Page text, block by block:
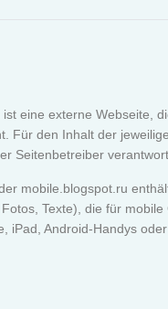
ist eine externe Webseite,
Für den Inhalt der
Seitenbetreiber
mobile.blogspot.ru
Texte), die für
iPad, Android-Handys